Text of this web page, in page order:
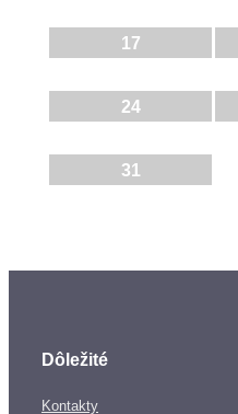
17
24
31
Dôležité
Kontakty